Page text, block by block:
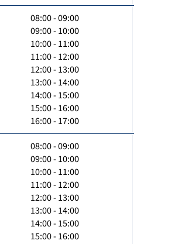
08:00 - 09:00
09:00 - 10:00
10:00 - 11:00
11:00 - 12:00
12:00 - 13:00
13:00 - 14:00
14:00 - 15:00
15:00 - 16:00
16:00 - 17:00
08:00 - 09:00
09:00 - 10:00
10:00 - 11:00
11:00 - 12:00
12:00 - 13:00
13:00 - 14:00
14:00 - 15:00
15:00 - 16:00